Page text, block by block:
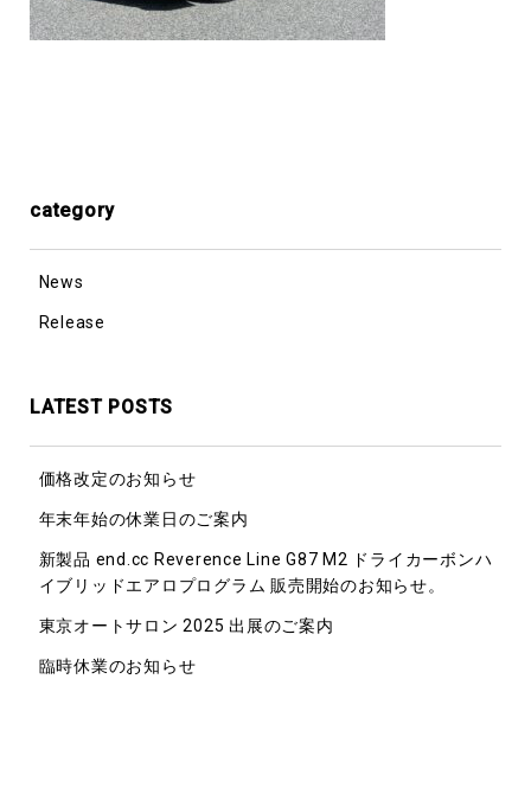
category
News
Release
LATEST POSTS
価格改定のお知らせ
年末年始の休業日のご案内
新製品 end.cc Reverence Line G87 M2 ドライカーボンハ
イブリッドエアロプログラム 販売開始のお知らせ。
東京オートサロン 2025 出展のご案内
臨時休業のお知らせ